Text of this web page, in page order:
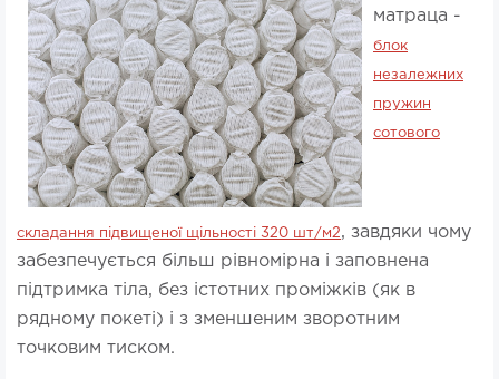
матраца -
блок
незалежних
пружин
сотового
складання підвищеної щільності 320 шт/м2, завдяки чому
забезпечується більш рівномірна і заповнена
підтримка тіла, без істотних проміжків (як в
рядному покеті) і з зменшеним зворотним
точковим тиском.